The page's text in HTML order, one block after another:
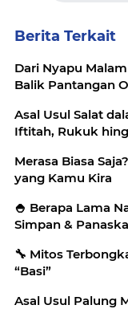
Berita Terkait
Dari Nyapu
Balik Pantangan
Asal Usul Salat
Iftitah, Rukuk
Merasa Biasa
yang Kamu Kira
🍚 Berapa Lama
Simpan &
🔧 Mitos
“Basi”
Asal Usul Palung